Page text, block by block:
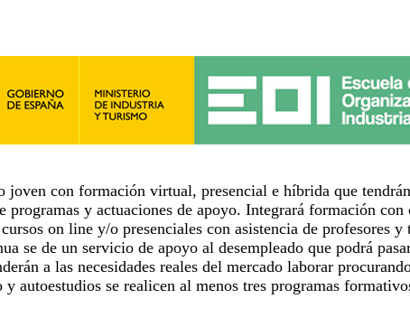
con formación virtual, presencial e híbrida que
y actuaciones de apoyo. Integrará formación
on line y/o presenciales con asistencia de profesores
se de un servicio de apoyo al desempleado que podrá
a las necesidades reales del mercado laborar
autoestudios se realicen al menos tres programas